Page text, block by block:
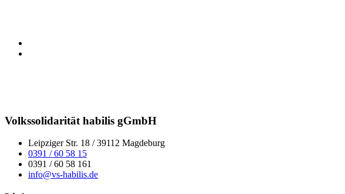
Volkssolidarität habilis gGmbH
Leipziger Str. 18 / 39112 Magdeburg
0391 / 60 58 15
0391 / 60 58 161
info@vs-habilis.de